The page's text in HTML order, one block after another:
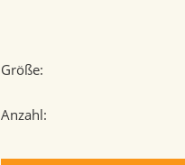
Größe:
Anzahl: